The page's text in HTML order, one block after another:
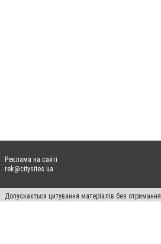
Реклама на сайті
rek@citysites.ua
Допускається цитування матеріалів без
пошукових систем гіперпосилання на цитовані